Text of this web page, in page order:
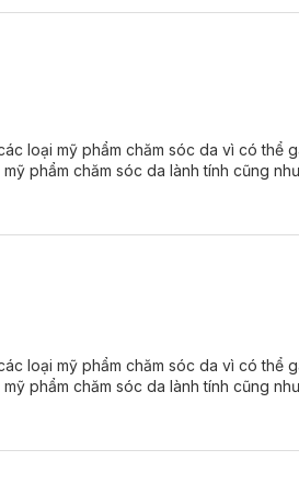
khi nhận hàng và trước 22h30 cùng
những hàng hoá mà khách hàng
bảo 100% hàng tại Hasaki là hàng
loại mỹ phẩm chăm sóc da vì có thể
phẩm chăm sóc da lành tính cũng
loại mỹ phẩm chăm sóc da vì có thể
phẩm chăm sóc da lành tính cũng